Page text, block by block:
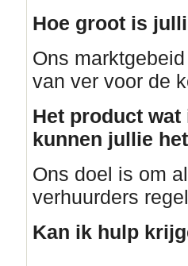
Hoe groot is
Ons
van ver voor de
Het product
kunnen jullie
Ons doel is om
verhuurders
Kan ik hulp